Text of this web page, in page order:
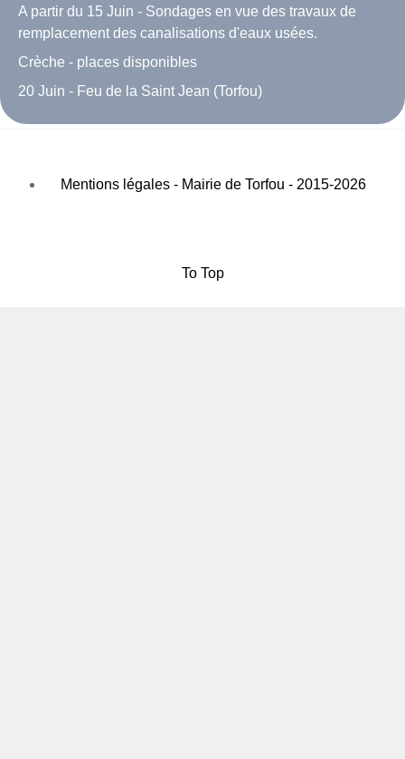
A partir du 15 Juin - Sondages en vue des travaux de
remplacement des canalisations d'eaux usées.
Crèche - places disponibles
20 Juin - Feu de la Saint Jean (Torfou)
Mentions légales - Mairie de Torfou - 2015-2026
To Top